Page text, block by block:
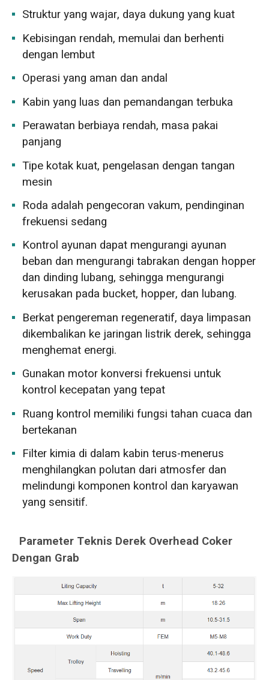
Struktur yang wajar, daya dukung yang kuat
Kebisingan rendah, memulai dan berhenti
dengan lembut
Operasi yang aman dan andal
Kabin yang luas dan pemandangan terbuka
Perawatan berbiaya rendah, masa pakai
panjang
Tipe kotak kuat, pengelasan dengan tangan
mesin
Roda adalah pengecoran vakum, pendinginan
frekuensi sedang
Kontrol ayunan dapat mengurangi ayunan
beban dan mengurangi tabrakan dengan hopper
dan dinding lubang, sehingga mengurangi
kerusakan pada bucket, hopper, dan lubang.
Berkat pengereman regeneratif, daya limpasan
dikembalikan ke jaringan listrik derek, sehingga
menghemat energi.
Gunakan motor konversi frekuensi untuk
kontrol kecepatan yang tepat
Ruang kontrol memiliki fungsi tahan cuaca dan
bertekanan
Filter kimia di dalam kabin terus-menerus
menghilangkan polutan dari atmosfer dan
melindungi komponen kontrol dan karyawan
yang sensitif.
Parameter Teknis Derek Overhead Coker
Dengan Grab